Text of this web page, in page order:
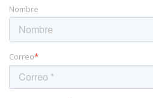
Nombre
Correo*